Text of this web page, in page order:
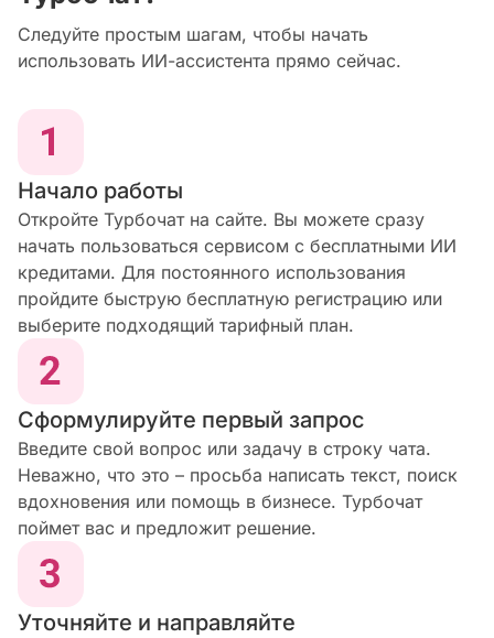
Следуйте простым шагам, чтобы начать
использовать ИИ-ассистента прямо сейчас.
Начало работы
Откройте Турбочат на сайте. Вы можете сразу
начать пользоваться сервисом с бесплатными ИИ
кредитами. Для постоянного использования
пройдите быструю бесплатную регистрацию или
выберите подходящий тарифный план.
Сформулируйте первый запрос
Введите свой вопрос или задачу в строку чата.
Неважно, что это – просьба написать текст, поиск
вдохновения или помощь в бизнесе. Турбочат
поймет вас и предложит решение.
Уточняйте и направляйте